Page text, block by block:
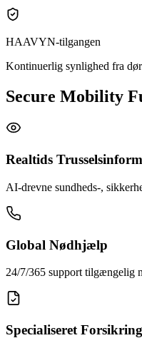
HAAVYN-tilgangen
Kontinuerlig synlighed fra
Secure Mobility
Realtids
AI-drevne sundheds-,
Global Nødhjælp
24/7/365 support tilgængelig
Specialiseret